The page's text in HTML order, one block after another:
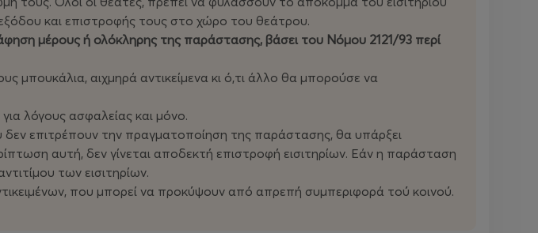
και επιστροφής τους στο χώρο του θεάτρου.
μέρους ή ολόκληρης της παράστασης, βάσει του Νόμου 2121/93 περί
μπουκάλια, αιχμηρά αντικείμενα κι ό,τι άλλο θα μπορούσε να
λόγους ασφαλείας και μόνο.
επιτρέπουν την πραγματοποίηση της παράστασης, θα υπάρξει
αυτή, δεν γίνεται αποδεκτή επιστροφή εισιτηρίων. Εάν η παράσταση
των εισιτηρίων.
που μπορεί να προκύψουν από απρεπή συμπεριφορά τού κοινού.